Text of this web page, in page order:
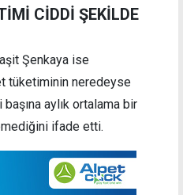
CİDDİ ŞEKİLDE
Şenkaya ise
tüketiminin neredeyse
başına aylık ortalama bir
ifade etti.